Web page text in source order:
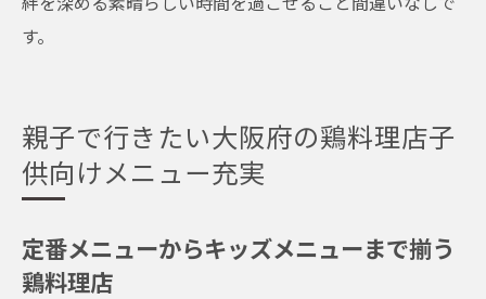
す。
親子で行きたい大阪府の鶏料理店子
供向けメニュー充実
定番メニューからキッズメニューまで揃う
鶏料理店